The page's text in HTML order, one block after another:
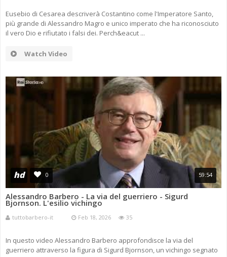
Eusebio di Cesarea descriverà Costantino come l'Imperatore Santo,
più grande di Alessandro Magro e unico imperato che ha riconosciuto
il vero Dio e rifiutato i falsi dei. Perch&eacut ...
Watch Video
hd 0 59:54
Alessandro Barbero - La via del guerriero - Sigurd
Bjornson. L'esilio vichingo
tuttobarbero-it Feb 18, 2026 35
In questo video Alessandro Barbero approfondisce la via del
guerriero attraverso la figura di Sigurd Bjornson, un vichingo segnato